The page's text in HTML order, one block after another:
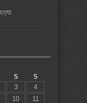
S
S
3
4
10
11